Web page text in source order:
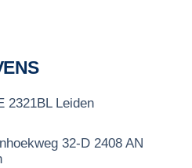
2321BL Leiden
32-D 2408 AN